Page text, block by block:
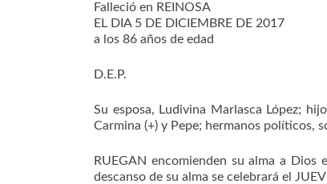
Falleció en REINOSA
EL DIA 5 DE DICIEMBRE DE 2017
a los 86 años de edad
D.E.P.
Su esposa, Ludivina Marlasca López;
Carmina (+) y Pepe; hermanos políticos,
RUEGAN encomienden su alma a
descanso de su alma se celebrará el